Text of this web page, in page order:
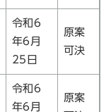
令和6
年6月
25日
原案
可決
令和6
年6月
原案